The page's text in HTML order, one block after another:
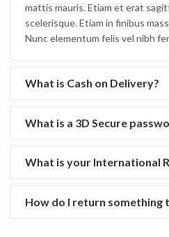
mattis mauris. Etiam et erat
scelerisque. Etiam in finibus
Nunc elementum felis vel nibh
What is Cash on Delivery?
What is a 3D Secure
What is your International
How do I return something